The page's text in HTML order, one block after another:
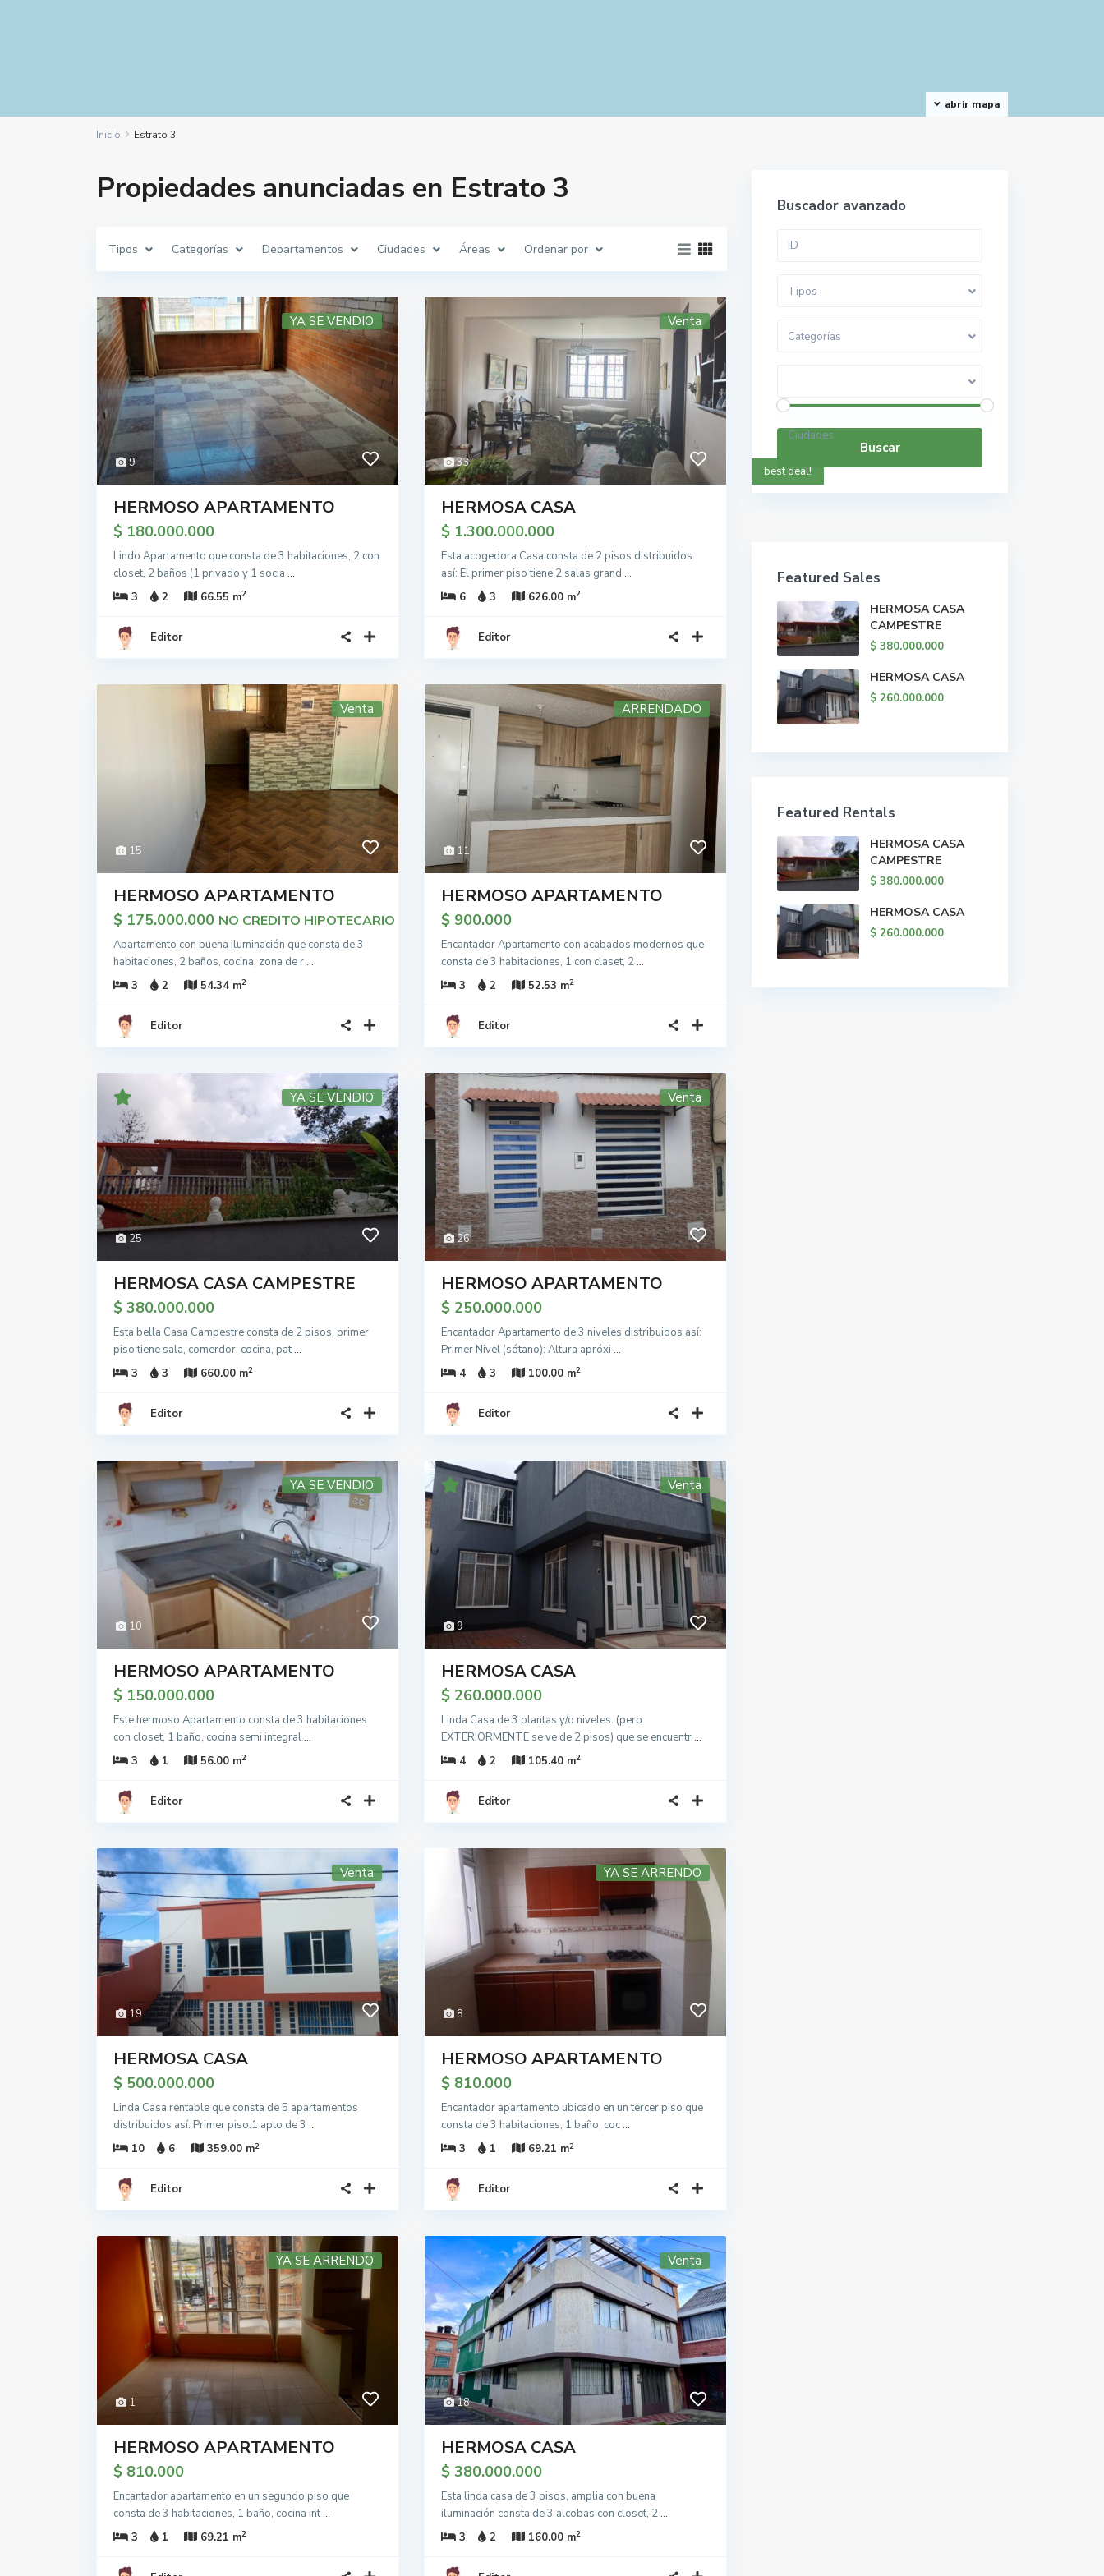
abrir mapa
Inicio Estrato 3
Propiedades anunciadas en Estrato 3
Tipos Categorías Departamentos Ciudades Áreas Ordenar por
9
YA SE VENDIO
HERMOSO APARTAMENTO
$ 180.000.000
Lindo Apartamento que consta de 3 habitaciones, 2 con
closet, 2 baños (1 privado y 1 socia ...
3
2 66.55 m2
Editor
33
Venta
HERMOSA CASA
$ 1.300.000.000
Esta acogedora Casa consta de 2 pisos distribuidos
así: El primer piso tiene 2 salas grand ...
6
3 626.00 m2
Editor
15
Venta
HERMOSO APARTAMENTO
$ 175.000.000 NO CREDITO HIPOTECARIO
Apartamento con buena iluminación que consta de 3
habitaciones, 2 baños, cocina, zona de r...
3
2 54.34 m2
Editor
11
ARRENDADO
HERMOSO APARTAMENTO
$ 900.000
Encantador Apartamento con acabados modernos que
consta de 3 habitaciones, 1 con claset, 2...
3
2 52.53 m2
Editor
25
YA SE VENDIO
HERMOSA CASA CAMPESTRE
$ 380.000.000
Esta bella Casa Campestre consta de 2 pisos, primer
piso tiene sala, comerdor, cocina, pat...
3
3 660.00 m2
Editor
26
Venta
HERMOSO APARTAMENTO
$ 250.000.000
Encantador Apartamento de 3 niveles distribuidos así:
Primer Nivel (sótano): Altura apróxi ...
4
3 100.00 m2
Editor
10
YA SE VENDIO
HERMOSO APARTAMENTO
$ 150.000.000
Este hermoso Apartamento consta de 3 habitaciones
con closet, 1 baño, cocina semi integral...
3
1 56.00 m2
Editor
9
Venta
HERMOSA CASA
$ 260.000.000
Linda Casa de 3 plantas y/o niveles. (pero
EXTERIORMENTE se ve de 2 pisos) que se encuentr...
4
2 105.40 m2
Editor
19
Venta
HERMOSA CASA
$ 500.000.000
Linda Casa rentable que consta de 5 apartamentos
distribuidos así: Primer piso:1 apto de 3 ...
10
6 359.00 m2
Editor
8
YA SE ARRENDO
HERMOSO APARTAMENTO
$ 810.000
Encantador apartamento ubicado en un tercer piso que
consta de 3 habitaciones, 1 baño, coc...
3
1 69.21 m2
Editor
1
YA SE ARRENDO
HERMOSO APARTAMENTO
$ 810.000
Encantador apartamento en un segundo piso que
consta de 3 habitaciones, 1 baño, cocina int...
3
1 69.21 m2
18
Venta
HERMOSA CASA
$ 380.000.000
Esta linda casa de 3 pisos, amplia con buena
iluminación consta de 3 alcobas con closet, 2...
3
2 160.00 m2
Buscador avanzado
Tipos
Categorías
Rango de precios:
Ciudades
Buscar
best deal!
Featured Sales
HERMOSA CASA
CAMPESTRE
$ 380.000.000
HERMOSA CASA
$ 260.000.000
Featured Rentals
HERMOSA CASA
CAMPESTRE
$ 380.000.000
HERMOSA CASA
$ 260.000.000